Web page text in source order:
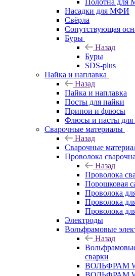
Полотна
Насадки для МФИ
Свёрла
Сопутствующая
Буры
Назад
Буры
SDS-plus
Пайка и наплавка
Назад
Пайка и наплавка
Посты для пайки
Припои и флюсы
Флюсы и пасты для
Сварочные материалы
Назад
Сварочные
Проволока
Назад
Проволока
Порошковая
Проволока
Проволока
Проволока
Электроды
Вольфрамовые
Назад
сварки
ВОЛЬФРАМ